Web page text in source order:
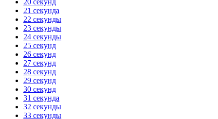
20 секунд
21 секунда
22 секунды
23 секунды
24 секунды
25 секунд
26 секунд
27 секунд
28 секунд
29 секунд
30 секунд
31 секунда
32 секунды
33 секунды